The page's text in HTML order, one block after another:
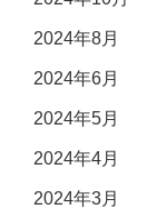
2024年8月
2024年6月
2024年5月
2024年4月
2024年3月